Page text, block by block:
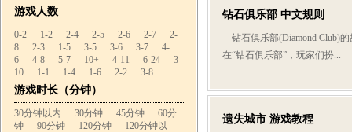
游戏人数
0-2 1-2 2-4 2-5 2-6 2-7
2-
8
2-3 1-5 3-5 3-6 3-7
4-
6
4-8 5-7 10+ 4-11 6-24
3-
10
1-1 1-4 1-6 2-2 3-8
游戏时长（分钟）
30分钟以内 30分钟 45分钟
60分
钟
90分钟 120分钟
120分钟以
钻石俱乐部 中文规则
钻石俱乐部(Diamond Club)
在“钻石俱乐部”，玩家们扮...
遗失城市 游戏教程